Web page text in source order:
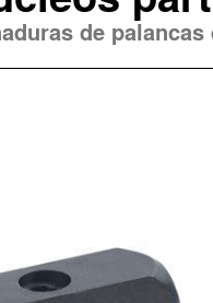
de